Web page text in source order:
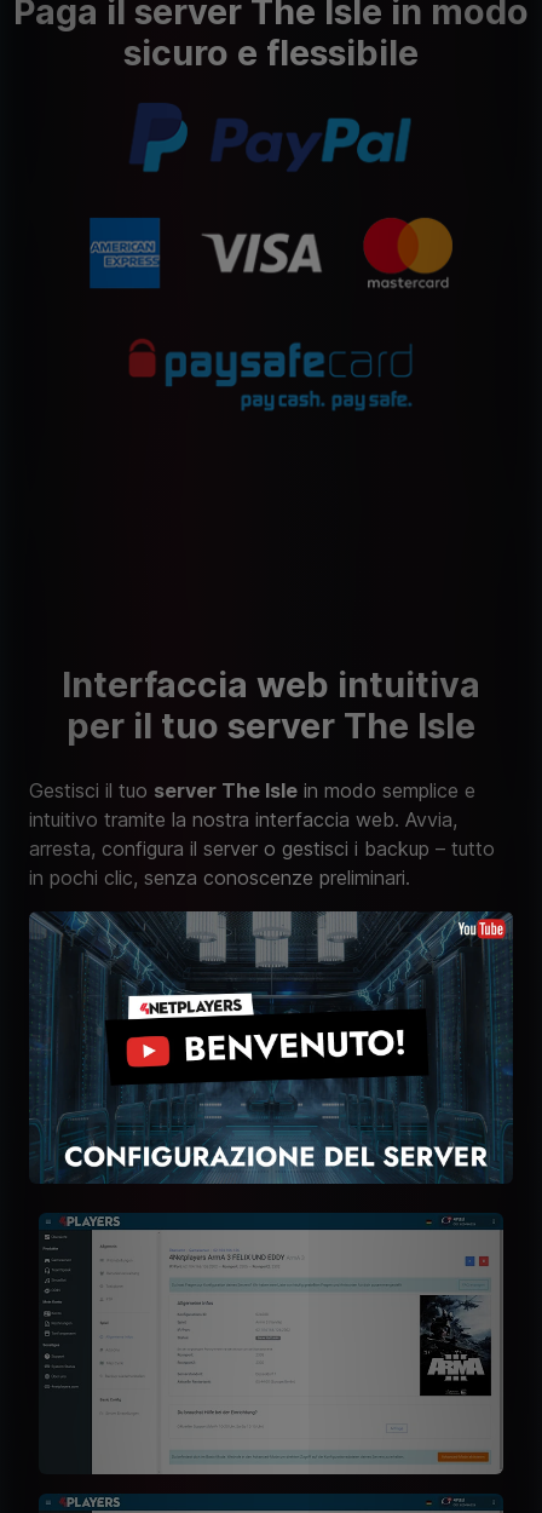
Paga il server The Isle in modo
sicuro e flessibile
Interfaccia web intuitiva
per il tuo server The Isle
Gestisci il tuo server The Isle in modo semplice e
intuitivo tramite la nostra interfaccia web. Avvia,
arresta, configura il server o gestisci i backup – tutto
in pochi clic, senza conoscenze preliminari.